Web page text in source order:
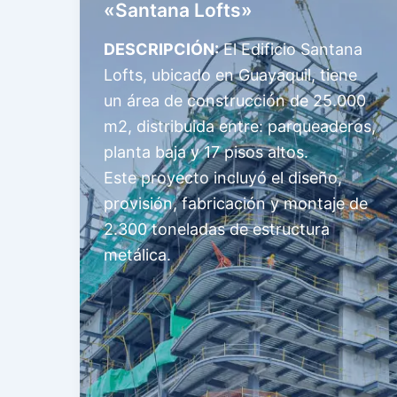
«Santana Lofts»
DESCRIPCIÓN:El Edificio Santana
Lofts, ubicado en Guayaquil, tiene
un área de construcción de 25.000
m2, distribuida entre: parqueaderos,
planta baja y 17 pisos altos.
Este proyecto incluyó el diseño,
provisión, fabricación y montaje de
2.300 toneladas de estructura
metálica.